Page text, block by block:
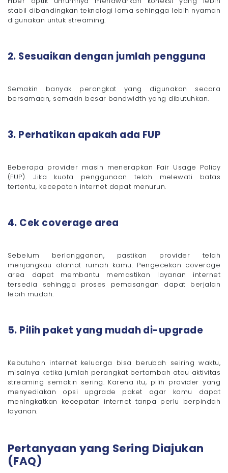
stabil dibandingkan teknologi lama sehingga lebih nyaman
digunakan untuk streaming.
2. Sesuaikan dengan jumlah pengguna
Semakin banyak perangkat yang digunakan secara
bersamaan, semakin besar bandwidth yang dibutuhkan.
3. Perhatikan apakah ada FUP
Beberapa provider masih menerapkan Fair Usage Policy
(FUP). Jika kuota penggunaan telah melewati batas
tertentu, kecepatan internet dapat menurun.
4. Cek coverage area
Sebelum berlangganan, pastikan provider telah
menjangkau alamat rumah kamu. Pengecekan coverage
area dapat membantu memastikan layanan internet
tersedia sehingga proses pemasangan dapat berjalan
lebih mudah.
5. Pilih paket yang mudah di-upgrade
Kebutuhan internet keluarga bisa berubah seiring waktu,
misalnya ketika jumlah perangkat bertambah atau aktivitas
streaming semakin sering. Karena itu, pilih provider yang
menyediakan opsi upgrade paket agar kamu dapat
meningkatkan kecepatan internet tanpa perlu berpindah
layanan.
Pertanyaan yang Sering Diajukan
(FAQ)